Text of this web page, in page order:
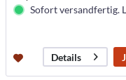
Sofort versandfertig.
Details